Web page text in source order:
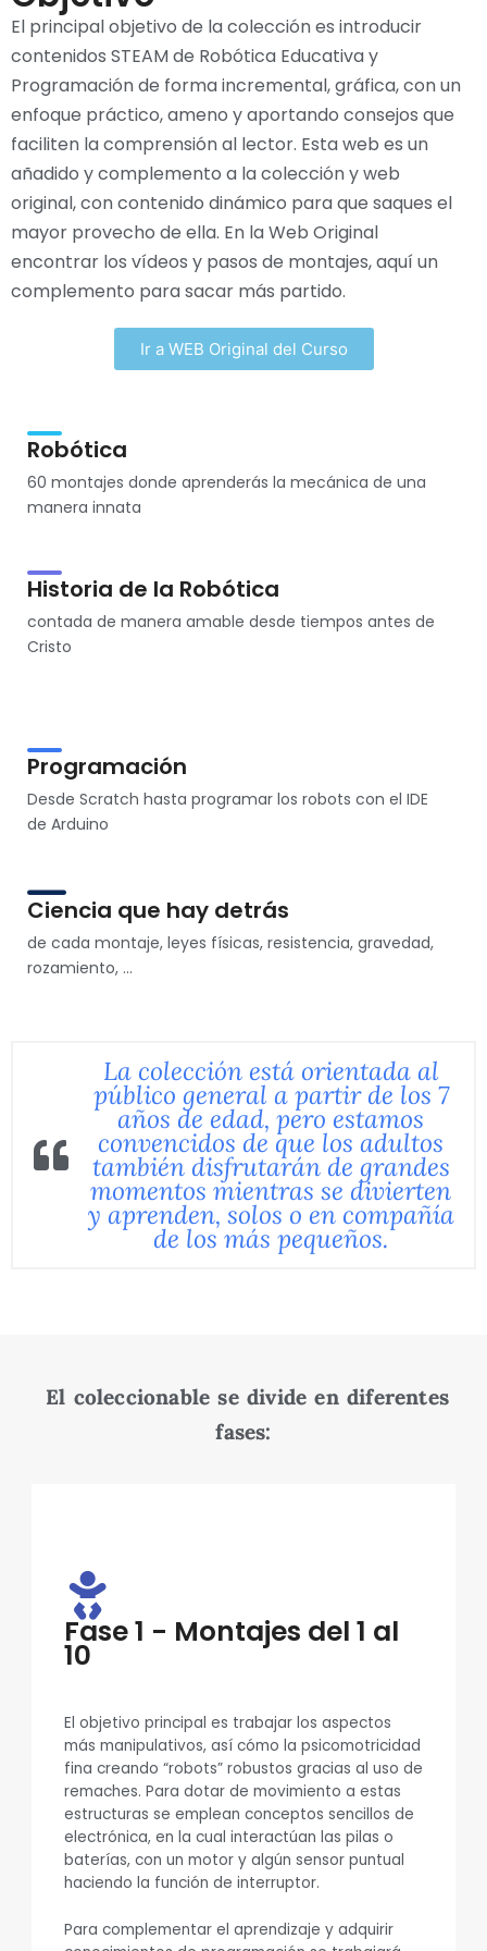
El principal objetivo de la colección es introducir
contenidos STEAM de Robótica Educativa y
Programación de forma incremental, gráfica, con un
enfoque práctico, ameno y aportando consejos que
faciliten la comprensión al lector. Esta web es un
añadido y complemento a la colección y web
original, con contenido dinámico para que saques el
mayor provecho de ella. En la Web Original
encontrar los vídeos y pasos de montajes, aquí un
complemento para sacar más partido.
Ir a WEB Original del Curso
Robótica
60 montajes donde aprenderás la mecánica de una
manera innata
Historia de la Robótica
contada de manera amable desde tiempos antes de
Cristo
Programación
Desde Scratch hasta programar los robots con el IDE
de Arduino
Ciencia que hay detrás
de cada montaje, leyes físicas, resistencia, gravedad,
rozamiento, ...
La colección está orientada al
público general a partir de los 7
años de edad, pero estamos
convencidos de que los adultos
también disfrutarán de grandes
momentos mientras se divierten
y aprenden, solos o en compañía
de los más pequeños.
El coleccionable se divide en diferentes
fases:
Fase 1 - Montajes del 1 al
10
El objetivo principal es trabajar los aspectos
más manipulativos, así cómo la psicomotricidad
fina creando “robots” robustos gracias al uso de
remaches. Para dotar de movimiento a estas
estructuras se emplean conceptos sencillos de
electrónica, en la cual interactúan las pilas o
baterías, con un motor y algún sensor puntual
haciendo la función de interruptor.
Para complementar el aprendizaje y adquirir